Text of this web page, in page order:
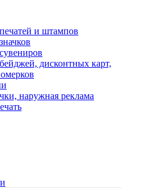
и штампов
дисконтных карт,
наружная реклама